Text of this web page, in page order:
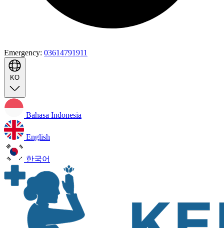
Emergency: 03614791911
KO
Bahasa Indonesia
English
한국어